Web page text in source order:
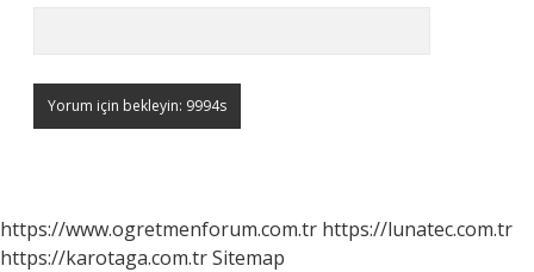
https://www.ogretmenforum.com.tr https://lunatec.com.tr
https://karotaga.com.trSitemap